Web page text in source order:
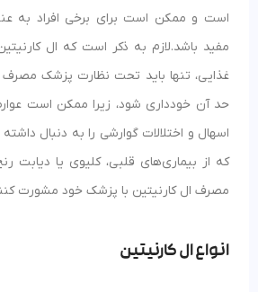
است و ممکن است برای برخی افراد به
مفید باشد.لازم به ذکر است که ال
غذایی، تنها باید تحت نظارت پزشک
حد آن خودداری شود، زیرا ممکن است
اسهال و اختلالات گوارشی را به دنبال
که از بیماری‌های قلبی، کلیوی یا دیابت
مصرف ال کارنیتین با پزشک خود مشورت
انواع ال کارنیتین